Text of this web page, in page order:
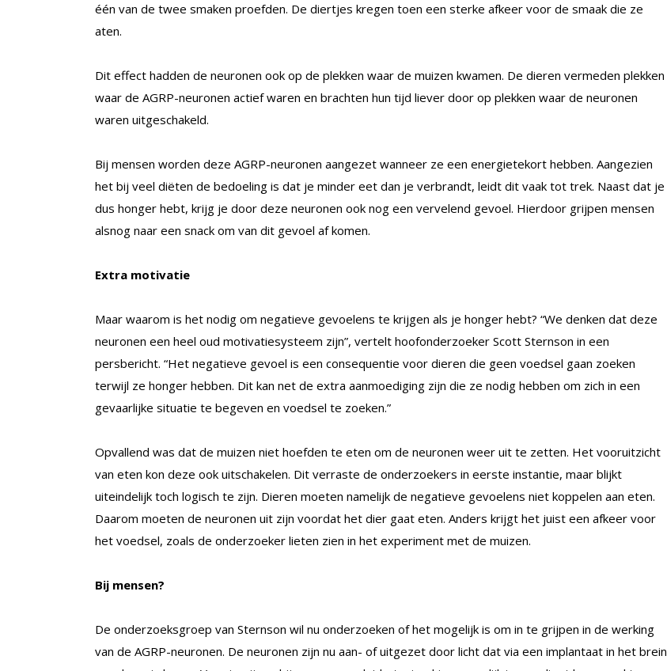
één van de twee smaken proefden. De diertjes kregen toen een sterke afkeer voor de smaak die ze
aten.
Dit effect hadden de neuronen ook op de plekken waar de muizen kwamen. De dieren vermeden plekken
waar de AGRP-neuronen actief waren en brachten hun tijd liever door op plekken waar de neuronen
waren uitgeschakeld.
Bij mensen worden deze AGRP-neuronen aangezet wanneer ze een energietekort hebben. Aangezien
het bij veel diëten de bedoeling is dat je minder eet dan je verbrandt, leidt dit vaak tot trek. Naast dat je
dus honger hebt, krijg je door deze neuronen ook nog een vervelend gevoel. Hierdoor grijpen mensen
alsnog naar een snack om van dit gevoel af komen.
Extra motivatie
Maar waarom is het nodig om negatieve gevoelens te krijgen als je honger hebt? “We denken dat deze
neuronen een heel oud motivatiesysteem zijn”, vertelt hoofonderzoeker Scott Sternson in een
persbericht. “Het negatieve gevoel is een consequentie voor dieren die geen voedsel gaan zoeken
terwijl ze honger hebben. Dit kan net de extra aanmoediging zijn die ze nodig hebben om zich in een
gevaarlijke situatie te begeven en voedsel te zoeken.”
Opvallend was dat de muizen niet hoefden te eten om de neuronen weer uit te zetten. Het vooruitzicht
van eten kon deze ook uitschakelen. Dit verraste de onderzoekers in eerste instantie, maar blijkt
uiteindelijk toch logisch te zijn. Dieren moeten namelijk de negatieve gevoelens niet koppelen aan eten.
Daarom moeten de neuronen uit zijn voordat het dier gaat eten. Anders krijgt het juist een afkeer voor
het voedsel, zoals de onderzoeker lieten zien in het experiment met de muizen.
Bij mensen?
De onderzoeksgroep van Sternson wil nu onderzoeken of het mogelijk is om in te grijpen in de werking
van de AGRP-neuronen. De neuronen zijn nu aan- of uitgezet door licht dat via een implantaat in het brein